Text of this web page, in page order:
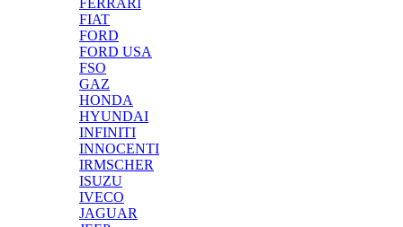
FERRARI
FIAT
FORD
FORD USA
FSO
GAZ
HONDA
HYUNDAI
INFINITI
INNOCENTI
IRMSCHER
ISUZU
IVECO
JAGUAR